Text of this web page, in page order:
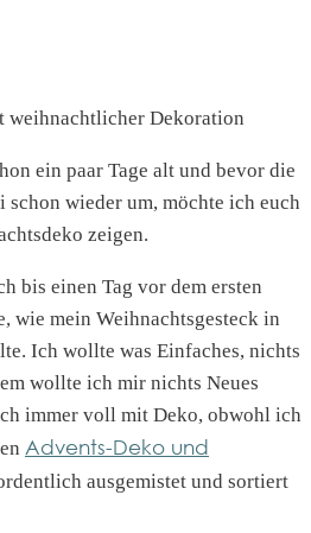
ein paar Tage alt und bevor die
schon wieder um, möchte ich euch
zeigen.
bis einen Tag vor dem ersten
wie mein Weihnachtsgesteck in
Ich wollte was Einfaches, nichts
wollte ich mir nichts Neues
immer voll mit Deko, obwohl ich
Advents-Deko und
ausgemistet und sortiert